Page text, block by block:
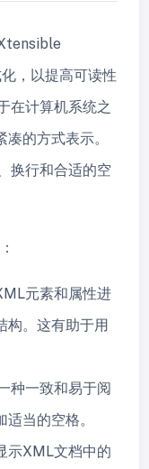
，以提高可读性
在计算机系统之
的方式表示。
换行和合适的空
元素和属性进
构。这有助于用
种一致和易于阅
当的空格。
示XML文档中的